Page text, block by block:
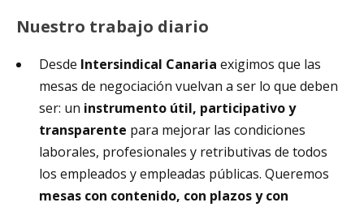
Nuestro trabajo diario
Desde Intersindical Canaria exigimos que las
mesas de negociación vuelvan a ser lo que deben
ser: un instrumento útil, participativo y
transparente para mejorar las condiciones
laborales, profesionales y retributivas de todos
los empleados y empleadas públicas. Queremos
mesas con contenido, con plazos y con